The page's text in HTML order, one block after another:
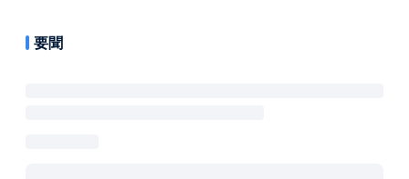
要聞